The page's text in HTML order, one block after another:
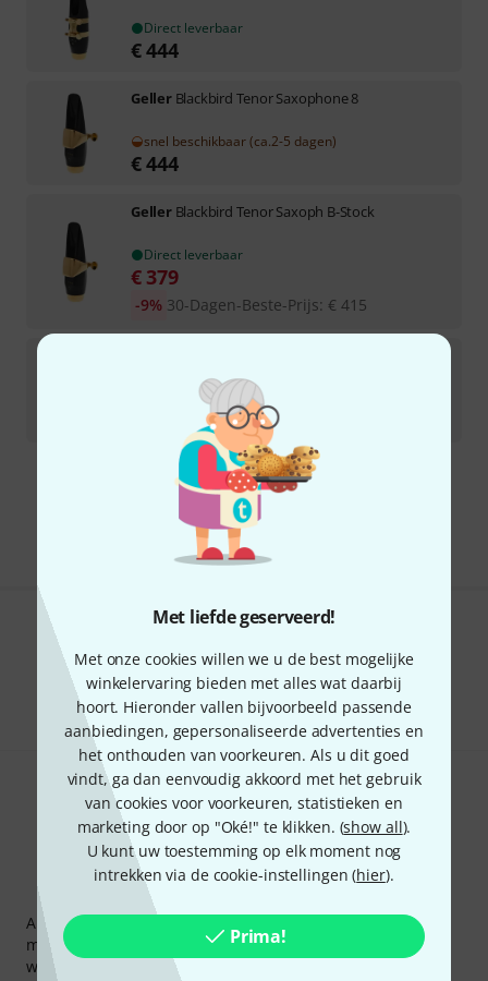
Met liefde geserveerd!
Met onze cookies willen we u de best mogelijke
winkelervaring bieden met alles wat daarbij
hoort. Hieronder vallen bijvoorbeeld passende
aanbiedingen, gepersonaliseerde advertenties en
het onthouden van voorkeuren. Als u dit goed
vindt, ga dan eenvoudig akkoord met het gebruik
van cookies voor voorkeuren, statistieken en
marketing door op "Oké!" te klikken. (show all).
U kunt uw toestemming op elk moment nog
intrekken via de cookie-instellingen (hier).
Prima!
Direct leverbaar
€444
Geller Blackbird Tenor Saxophone 8
snel beschikbaar (ca.2-5 dagen)
€444
Geller Blackbird Tenor Saxoph B-Stock
Direct leverbaar
€ 379
30-Dagen-Beste-Prijs: € 415
-9%
binnenkort beschikbaar (ca.1-2 weken)
Gratis verzending vanaf € 69
Alle prijzen incl. btw
Delen Hulp & Feedback
Thomann nieuwsbrief
Abonneer u op de Thomann-nieuwsbrief in het Engels en
met een beetje geluk kunt u een van
waarde van
per stuk winnen!